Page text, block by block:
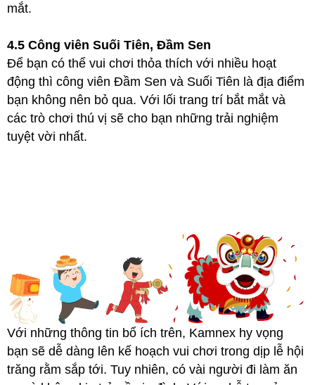
mắt.
4.5 Công viên Suối Tiên, Đầm Sen
Để bạn có thể vui chơi thỏa thích với nhiều hoạt
động thì công viên Đầm Sen và Suối Tiên là địa điểm
bạn không nên bỏ qua. Với lối trang trí bắt mắt và
các trò chơi thú vị sẽ cho bạn những trải nghiệm
tuyệt vời nhất.
Với những thông tin bổ ích trên, Kamnex hy vọng
bạn sẽ dễ dàng lên kế hoạch vui chơi trong dịp lễ hội
trăng rằm sắp tới. Tuy nhiên, có vài người đi làm ăn